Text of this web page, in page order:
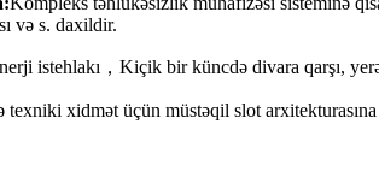
və s. daxildir.
istehlakı，Kiçik bir küncdə divara qarşı,
texniki xidmət üçün müstəqil slot